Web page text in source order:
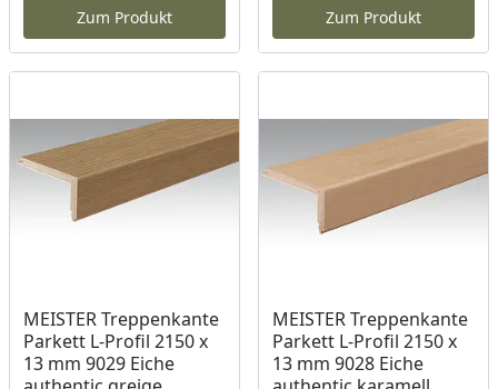
Zum Produkt Zum Produkt
MEISTER Treppenkante
Parkett L-Profil 2150 x
13 mm 9029 Eiche
MEISTER Treppenkante
Parkett L-Profil 2150 x
13 mm 9028 Eiche